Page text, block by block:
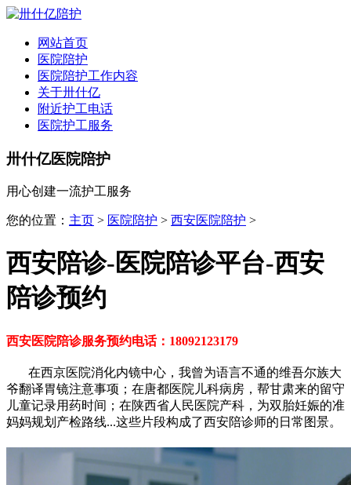
网站首页
医院陪护
医院陪护工作内容
关于卅什亿
附近护工电话
医院护工服务
卅什亿医院陪护
用心创建一流护工服务
您的位置： 主页 > 医院陪护 > 西安医院陪护 >
西安陪诊-医院陪诊平台-西安
陪诊预约
西安医院陪诊服务预约电话：18092123179
在西京医院消化内镜中心，我曾为语言不通的维吾尔族大
爷翻译胃镜注意事项；在唐都医院儿科病房，帮甘肃来的留守
儿童记录用药时间；在陕西省人民医院产科，为双胎妊娠的准
妈妈规划产检路线...这些片段构成了西安陪诊师的日常图景。